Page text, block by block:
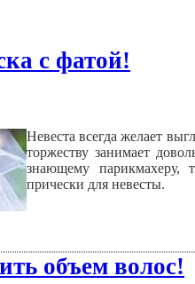
с фатой!
Невеста всегда желает
торжеству занимает
знающему парикмахеру,
прически для невесты.
объем волос!